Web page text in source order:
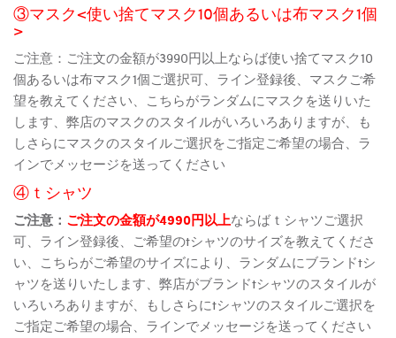
③マスク<使い捨てマスク10個あるいは布マスク1個
>
ご注意：ご注文の金額が3990円以上ならば使い捨てマスク10
個あるいは布マスク1個ご選択可、ライン登録後、マスクご希
望を教えてください、こちらがランダムにマスクを送りいた
します、弊店のマスクのスタイルがいろいろありますが、も
しさらにマスクのスタイルご選択をご指定ご希望の場合、ラ
インでメッセージを送ってください
④ｔシャツ
ご注意： ご注文の金額が4990円以上ならばｔシャツご選択
可、ライン登録後、ご希望のtシャツのサイズを教えてくださ
い、こちらがご希望のサイズにより、ランダムにブランドtシ
ャツを送りいたします、弊店がブランドtシャツのスタイルが
いろいろありますが、もしさらにtシャツのスタイルご選択を
ご指定ご希望の場合、ラインでメッセージを送ってください